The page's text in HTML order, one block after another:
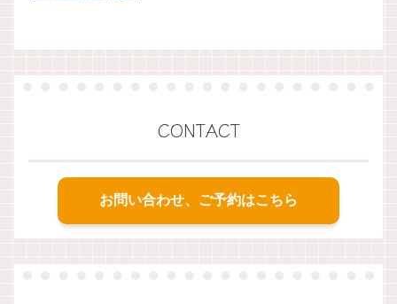
CONTACT
お問い合わせ、ご予約はこちら